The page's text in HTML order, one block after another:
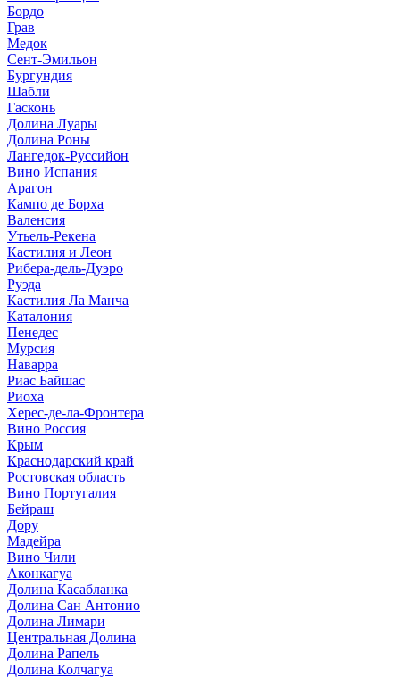
Бордо
Грав
Медок
Сент-Эмильон
Бургундия
Шабли
Гасконь
Долина Луары
Долина Роны
Лангедок-Руссийон
Вино Испания
Арагон
Кампо де Борха
Валенсия
Утьель-Рекена
Кастилия и Леон
Рибера-дель-Дуэро
Руэда
Кастилия Ла Манча
Каталония
Пенедес
Мурсия
Наварра
Риас Байшас
Риоха
Херес-де-ла-Фронтера
Вино Россия
Крым
Краснодарский край
Ростовская область
Вино Португалия
Бейраш
Дору
Мадейра
Вино Чили
Аконкагуа
Долина Касабланка
Долина Сан Антонио
Долина Лимари
Центральная Долина
Долина Рапель
Долина Колчагуа